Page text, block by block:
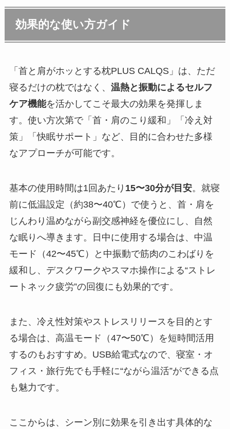
効果的な使い方ガイド
「首と肩がホッとする枕PLUS CALQS」は、ただ
寝るだけの枕ではなく、 温熱と振動によるセルフ
ケア機能を活かしてこそ最大の効果を発揮しま
す。使い方次第で「首・肩のこり緩和」「冷え対
策」「快眠サポート」など、目的に合わせた多様
なアプローチが可能です。
基本の使用時間は1回あたり 15〜30分が目安。就寝
前に低温設定（約38〜40℃）で使うと、首・肩を
じんわり温めながら副交感神経を優位にし、自然
な眠りへ導きます。日中に使用する場合は、中温
モード（42〜45℃）と中振動で筋肉のこわばりを
緩和し、デスクワークやスマホ操作による“ストレ
ートネック疲労”の回復にも効果的です。
また、冷え性対策やストレスリリースを目的とす
る場合は、高温モード（47〜50℃）を短時間活用
するのもおすすめ。USB給電式なので、寝室・オ
フィス・旅行先でも手軽に“ながら温活”ができる点
も魅力です。
ここからは、シーン別に効果を引き出す具体的な